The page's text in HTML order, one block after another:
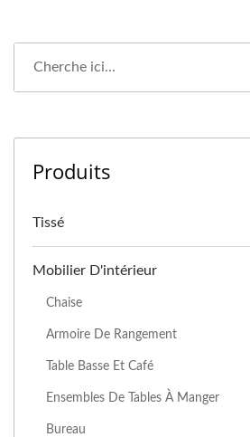
Produits
Tissé
Mobilier D'intérieur
Chaise
Armoire De Rangement
Table Basse Et Café
Ensembles De Tables À Manger
Bureau